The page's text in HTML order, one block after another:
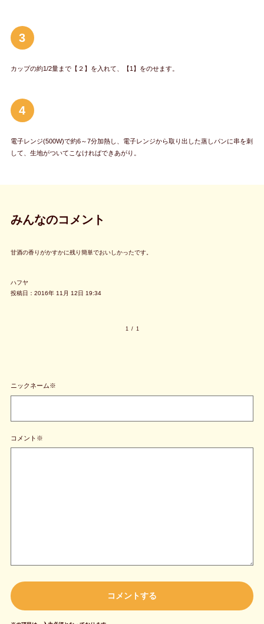
3
カップの約1/2量まで【２】を入れて、【1】をのせます。
4
電子レンジ(500W)で約6～7分加熱し、電子レンジから取り出した蒸しパンに串を刺
して、生地がついてこなければできあがり。
みんなのコメント
甘酒の香りがかすかに残り簡単でおいしかったです。
ハフヤ
投稿日：2016年 11月 12日 19:34
1 / 1
ニックネーム※
コメント※